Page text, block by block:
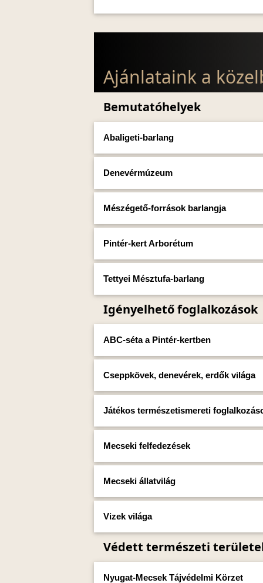
Ajánlataink a
Bemutatóhelyek
Abaligeti-barlang
Denevérmúzeum
Mészégető-források barlangja
Pintér-kert Arborétum
Tettyei Mésztufa-barlang
Igényelhető foglalkozások
ABC-séta a Pintér-kertben
Cseppkövek, denevérek, erdők világa
Játékos természetismereti
Mecseki felfedezések
Mecseki állatvilág
Vizek világa
Védett természeti
Nyugat-Mecsek Tájvédelmi Körzet